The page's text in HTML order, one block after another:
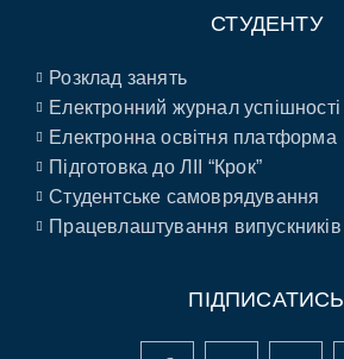
СТУДЕНТУ
Розклад занять
Електронний журнал успішності
Електронна освітня платформа
Підготовка до ЛІІ “Крок”
Студентське самоврядування
Працевлаштування випускників
ПІДПИСАТИСЬ